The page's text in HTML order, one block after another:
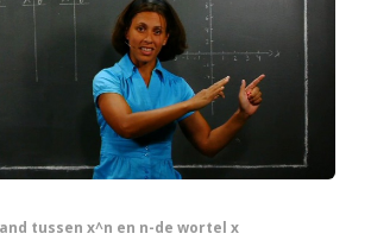
tussen x^n en n-de wortel x